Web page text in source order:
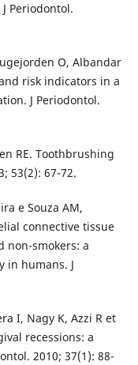
Periodontol.
O, Albandar
risk indicators in a
J Periodontol.
RE. Toothbrushing
53(2): 67-72.
e Souza AM,
connective tissue
non-smokers: a
in humans. J
I, Nagy K, Azzi R et
recessions: a
2010; 37(1): 88-